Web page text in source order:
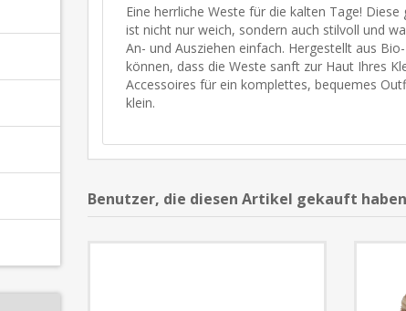
Eine herrliche Weste für die kalten Tage!
ist nicht nur weich, sondern auch stilvoll und
An- und Ausziehen einfach. Hergestellt aus
können, dass die Weste sanft zur Haut Ihres
Accessoires für ein komplettes, bequemes
klein.
Benutzer, die diesen Artikel gekauft